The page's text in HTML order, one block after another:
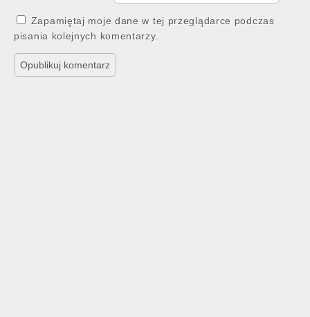
Zapamiętaj moje dane w tej przeglądarce podczas
pisania kolejnych komentarzy.